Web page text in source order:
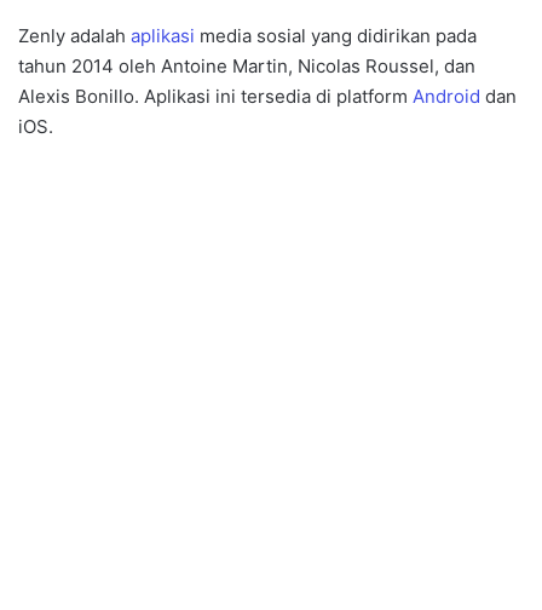
Zenly adalah aplikasi media sosial yang didirikan pada
tahun 2014 oleh Antoine Martin, Nicolas Roussel, dan
Alexis Bonillo. Aplikasi ini tersedia di platform Android dan
iOS.